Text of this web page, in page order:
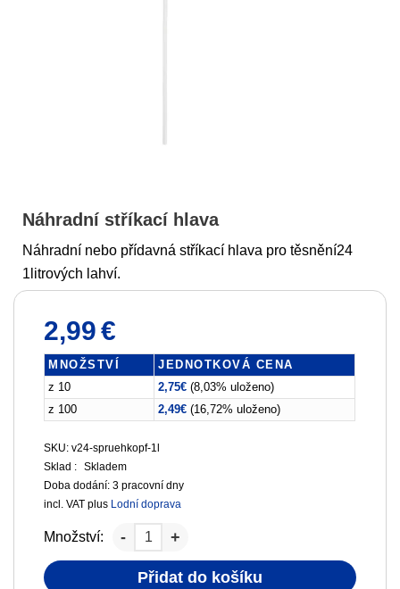
Náhradní stříkací hlava
Náhradní nebo přídavná stříkací hlava pro těsnění24
1litrových lahví.
2,99€
MNOŽSTVÍ
JEDNOTKOVÁ CENA
z 10
2,75€ (8,03% uloženo)
z 100
2,49€ (16,72% uloženo)
SKU: v24-spruehkopf-1l
Sklad :
Skladem
Doba dodání:3 pracovní dny
incl. VAT plus Lodní doprava
Množství:
Přidat do košíku